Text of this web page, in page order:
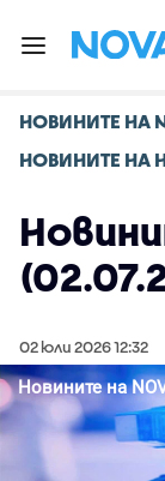
НОВИНИТЕ НА
НОВИНИТЕ НА
02 юли 2026 12:32